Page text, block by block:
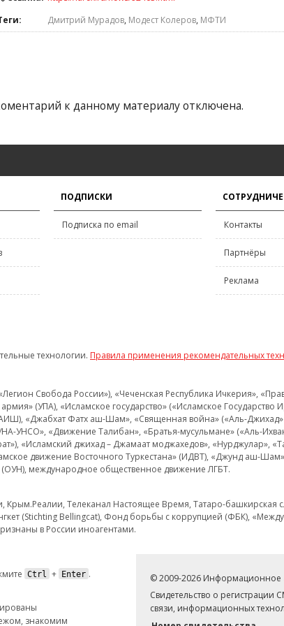
Дмитрий Мурадов, Модест Колеров, МФТИ
к данному материалу отключена.
ПОДПИСКИ
Подписка по email Контакты
Партнёры
Реклама
технологии. Правила применения рекомендательных
Свобода России»), «Чеченская Республика Ичкерия»,
(УПА), «Исламское государство» («Исламское
«Джабхат Фатх аш-Шам», «Священная война» («Аль-Джихад»
УНСО», «Движение Талибан», «Братья-мусульмане» («Аль-
«Исламский джихад – Джамаат моджахедов», «Нурджулар»,
движение Восточного Туркестана» (ИДВТ), «Джунд аш-
международное общественное движение ЛГБТ.
Крым.Реалии, Телеканал Настоящее Время, Татаро-
(Stichting Bellingcat), Фонд борьбы с коррупцией (ФБК),
в России иноагентами.
Ctrl + Enter .
знакомим
© 2009-2026 Информационное
Свидетельство о
связи, информационных